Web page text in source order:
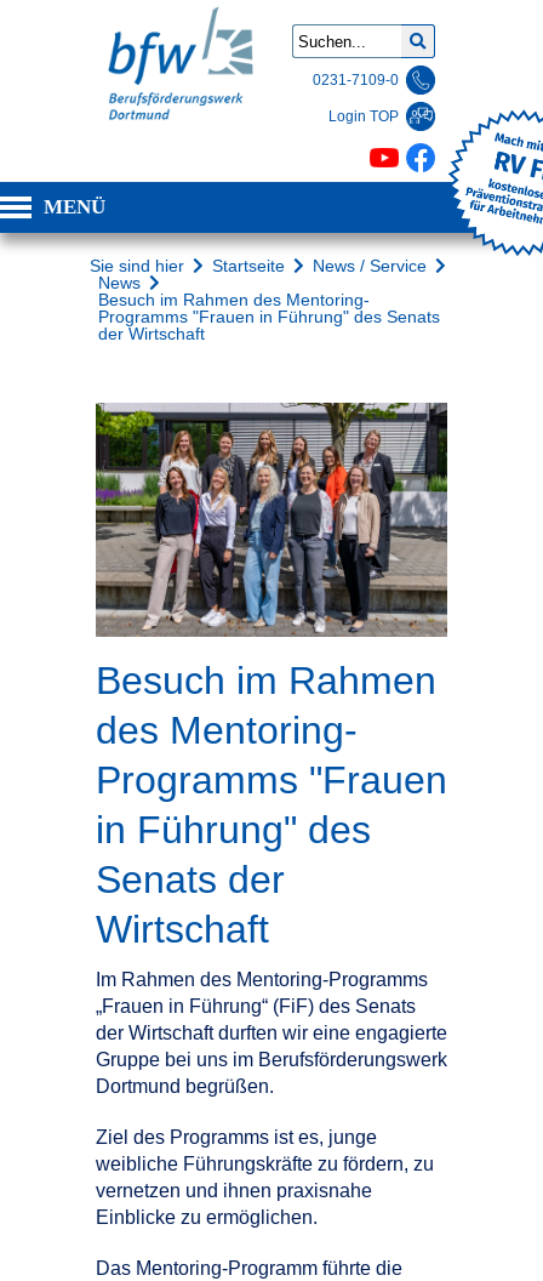
0231-7109-0
Login TOP
MENÜ
Sie sind hier Startseite
News / Service
News
Besuch im Rahmen des Mentoring-
Programms "Frauen in Führung" des Senats
der Wirtschaft
Besuch im Rahmen
des Mentoring-
Programms "Frauen
in Führung" des
Senats der
Wirtschaft
Im Rahmen des Mentoring-Programms
„Frauen in Führung“ (FiF) des Senats
der Wirtschaft durften wir eine engagierte
Gruppe bei uns im Berufsförderungswerk
Dortmund begrüßen.
Ziel des Programms ist es, junge
weibliche Führungskräfte zu fördern, zu
vernetzen und ihnen praxisnahe
Einblicke zu ermöglichen.
Das Mentoring-Programm führte die